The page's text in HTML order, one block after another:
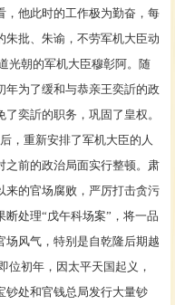
，他此时的工作极为勤奋，每
朱批、朱谕，不劳军机大臣动
光朝的军机大臣穆彰阿。随
年为了缓和与恭亲王奕訢的政
了奕訢的职务，巩固了皇权。
，重新安排了军机大臣的人
之前的政治局面实行整顿。肃
来的官场腐败，严厉打击贪污
断处理“戊午科场案”，将一品
场风气，特别是自乾隆后期越
位初年，因太平天国起义 ，
钞处和官钱总局发行大量钞